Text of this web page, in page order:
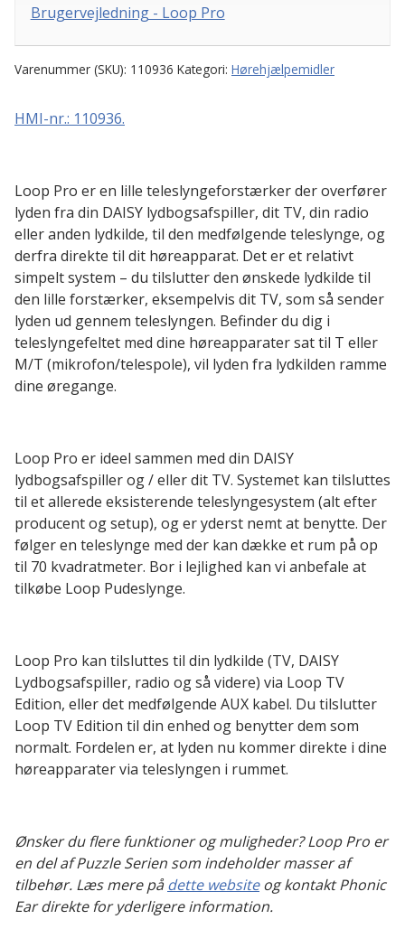
Brugervejledning - Loop Pro
Varenummer (SKU): 110936 Kategori: Hørehjælpemidler
HMI-nr.: 110936.
Loop Pro er en lille teleslyngeforstærker der overfører
lyden fra din DAISY lydbogsafspiller, dit TV, din radio
eller anden lydkilde, til den medfølgende teleslynge, og
derfra direkte til dit høreapparat. Det er et relativt
simpelt system – du tilslutter den ønskede lydkilde til
den lille forstærker, eksempelvis dit TV, som så sender
lyden ud gennem teleslyngen. Befinder du dig i
teleslyngefeltet med dine høreapparater sat til T eller
M/T (mikrofon/telespole), vil lyden fra lydkilden ramme
dine øregange.
Loop Pro er ideel sammen med din DAISY
lydbogsafspiller og / eller dit TV. Systemet kan tilsluttes
til et allerede eksisterende teleslyngesystem (alt efter
producent og setup), og er yderst nemt at benytte. Der
følger en teleslynge med der kan dække et rum på op
til 70 kvadratmeter. Bor i lejlighed kan vi anbefale at
tilkøbe Loop Pudeslynge.
Loop Pro kan tilsluttes til din lydkilde (TV, DAISY
Lydbogsafspiller, radio og så videre) via Loop TV
Edition, eller det medfølgende AUX kabel. Du tilslutter
Loop TV Edition til din enhed og benytter dem som
normalt. Fordelen er, at lyden nu kommer direkte i dine
høreapparater via teleslyngen i rummet.
Ønsker du flere funktioner og muligheder? Loop Pro er
en del af Puzzle Serien som indeholder masser af
tilbehør. Læs mere pådette websiteog kontakt Phonic
Ear direkte for yderligere information.